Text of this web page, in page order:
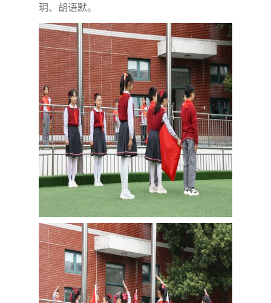
玥、胡语默。